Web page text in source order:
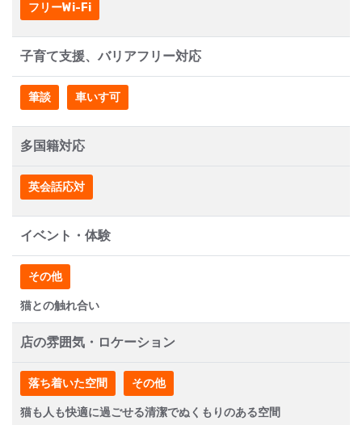
フリーWi-Fi
子育て支援、バリアフリー対応
筆談 車いす可
多国籍対応
英会話応対
イベント・体験
その他
猫との触れ合い
店の雰囲気・ロケーション
落ち着いた空間 その他
猫も人も快適に過ごせる清潔でぬくもりのある空間